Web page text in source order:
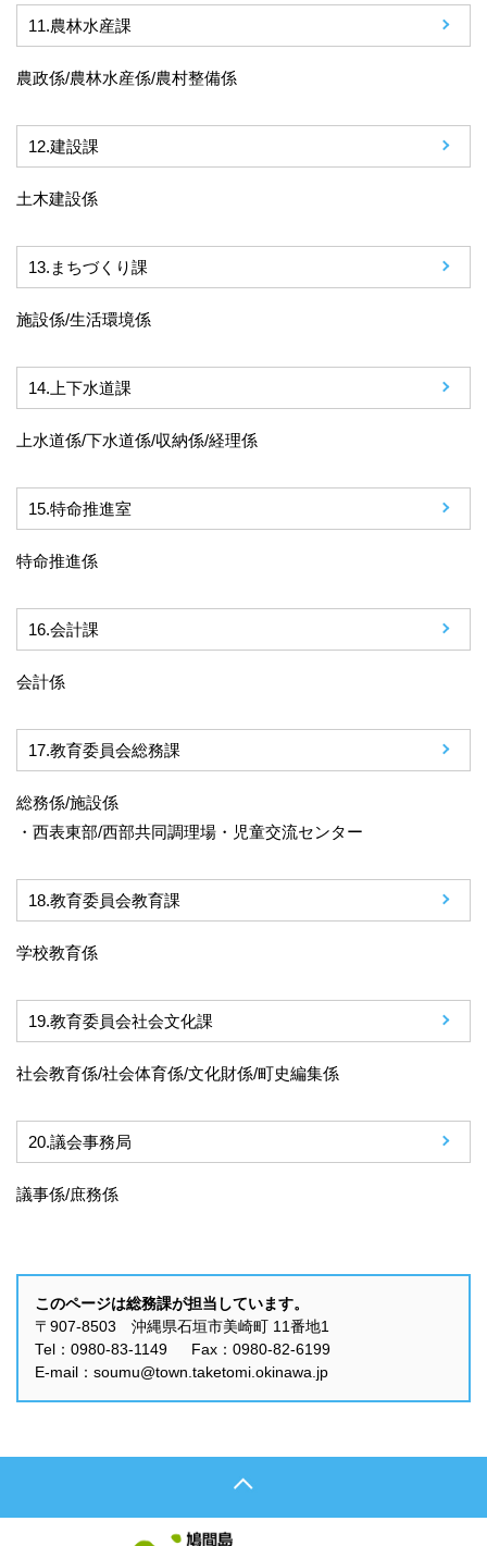
11.農林水産課
農政係/農林水産係/農村整備係
12.建設課
土木建設係
13. まちづくり課
施設係/生活環境係
14. 上下水道課
上水道係/下水道係/収納係/経理係
15.特命推進室
特命推進係
16.会計課
会計係
17.教育委員会総務課
総務係/施設係
・西表東部/西部共同調理場・児童交流センター
18.教育委員会教育課
学校教育係
19.教育委員会社会文化課
社会教育係/社会体育係/文化財係/町史編集係
20.議会事務局
議事係/庶務係
このページは総務課が担当しています。
〒907-8503 沖縄県石垣市美崎町 11番地1
Tel：0980-83-1149 Fax：0980-82-6199
E-mail：soumu@town.taketomi.okinawa.jp